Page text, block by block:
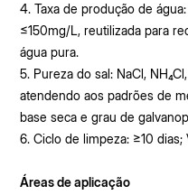
4. Taxa de produção de
≤150mg/L, reutilizada para
água pura.
5. Pureza do sal: NaCl,
atendendo aos padrões de
base seca e grau de
6. Ciclo de limpeza: ≥10
Áreas de aplicação